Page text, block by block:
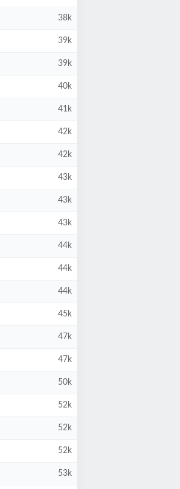
38k
39k
39k
40k
41k
42k
42k
43k
43k
43k
44k
44k
44k
45k
47k
47k
50k
52k
52k
52k
53k